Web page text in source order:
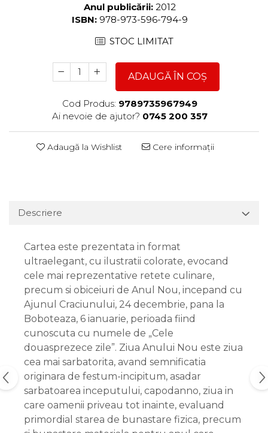
Anul publicării: 2012
ISBN: 978-973-596-794-9
STOC LIMITAT
ADAUGĂ ÎN COȘ
Cod Produs: 9789735967949
Ai nevoie de ajutor? 0745 200 357
Adaugă la Wishlist Cere informații
Descriere
Cartea este prezentata in format
ultraelegant, cu ilustratii colorate, evocand
cele mai reprezentative retete culinare,
precum si obiceiuri de Anul Nou, incepand cu
Ajunul Craciunului, 24 decembrie, pana la
Boboteaza, 6 ianuarie, perioada fiind
cunoscuta cu numele de „Cele
douasprezece zile”. Ziua Anului Nou este ziua
cea mai sarbatorita, avand semnificatia
originara de festum-incipitum, asadar
sarbatoarea inceputului, capodanno, ziua in
care oamenii priveau tot inainte, evaluand
primordial starea de bunastare fizica, precum